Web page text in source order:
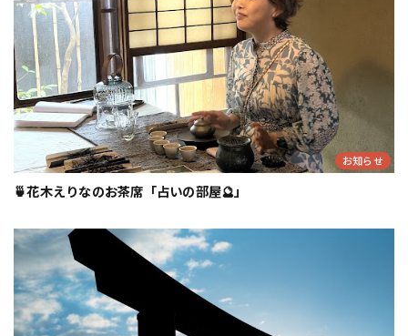
お知らせ
🍵花木えりなのお茶席「占いの部屋🔮」